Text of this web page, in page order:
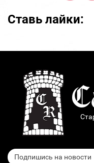
Ставь лайки: